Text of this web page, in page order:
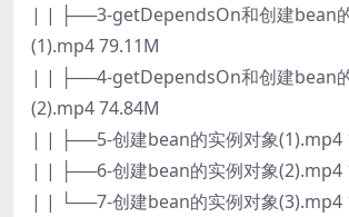
| | ├──3-getDependsOn和创建bean
(1).mp4 79.11M
| | ├──4-getDependsOn和创建bean
(2).mp4 74.84M
| | ├──5-创建bean的实例对象(1).mp4
| | ├──6-创建bean的实例对象(2).mp4
| | └──7-创建bean的实例对象(3).mp4